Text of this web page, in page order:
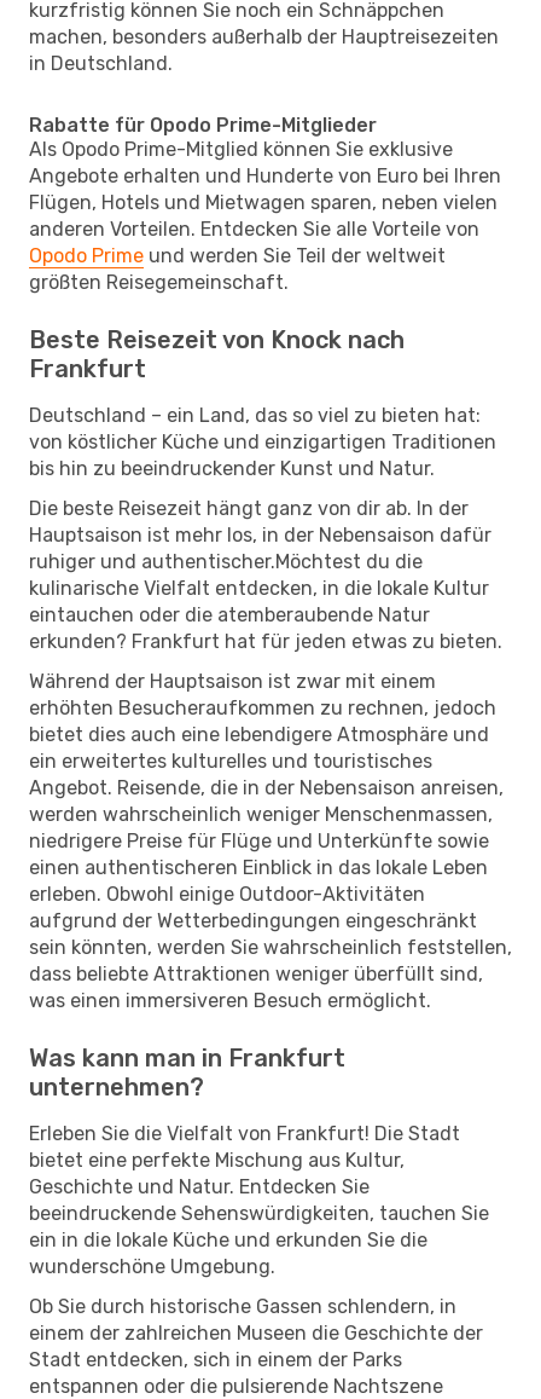
kurzfristig können Sie noch ein Schnäppchen
machen, besonders außerhalb der Hauptreisezeiten
in Deutschland.
Rabatte für Opodo Prime-Mitglieder
Als Opodo Prime-Mitglied können Sie exklusive
Angebote erhalten und Hunderte von Euro bei Ihren
Flügen, Hotels und Mietwagen sparen, neben vielen
anderen Vorteilen. Entdecken Sie alle Vorteile von
Opodo Prime und werden Sie Teil der weltweit
größten Reisegemeinschaft.
Beste Reisezeit von Knock nach
Frankfurt
Deutschland – ein Land, das so viel zu bieten hat:
von köstlicher Küche und einzigartigen Traditionen
bis hin zu beeindruckender Kunst und Natur.
Die beste Reisezeit hängt ganz von dir ab. In der
Hauptsaison ist mehr los, in der Nebensaison dafür
ruhiger und authentischer.Möchtest du die
kulinarische Vielfalt entdecken, in die lokale Kultur
eintauchen oder die atemberaubende Natur
erkunden? Frankfurt hat für jeden etwas zu bieten.
Während der Hauptsaison ist zwar mit einem
erhöhten Besucheraufkommen zu rechnen, jedoch
bietet dies auch eine lebendigere Atmosphäre und
ein erweitertes kulturelles und touristisches
Angebot. Reisende, die in der Nebensaison anreisen,
werden wahrscheinlich weniger Menschenmassen,
niedrigere Preise für Flüge und Unterkünfte sowie
einen authentischeren Einblick in das lokale Leben
erleben. Obwohl einige Outdoor-Aktivitäten
aufgrund der Wetterbedingungen eingeschränkt
sein könnten, werden Sie wahrscheinlich feststellen,
dass beliebte Attraktionen weniger überfüllt sind,
was einen immersiveren Besuch ermöglicht.
Was kann man in Frankfurt
unternehmen?
Erleben Sie die Vielfalt von Frankfurt! Die Stadt
bietet eine perfekte Mischung aus Kultur,
Geschichte und Natur. Entdecken Sie
beeindruckende Sehenswürdigkeiten, tauchen Sie
ein in die lokale Küche und erkunden Sie die
wunderschöne Umgebung.
Ob Sie durch historische Gassen schlendern, in
einem der zahlreichen Museen die Geschichte der
Stadt entdecken, sich in einem der Parks
entspannen oder die pulsierende Nachtszene